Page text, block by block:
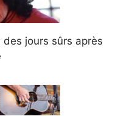
jours sûrs après